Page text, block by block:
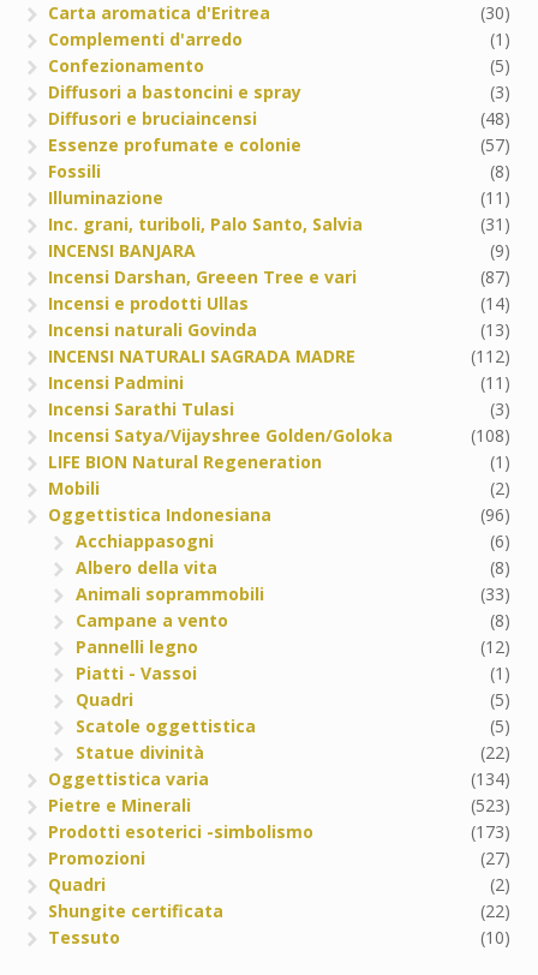
Carta aromatica d'Eritrea
(30)
Complementi d'arredo
(1)
Confezionamento
(5)
Diffusori a bastoncini e spray
(3)
Diffusori e bruciaincensi
(48)
Essenze profumate e colonie
(57)
Fossili
(8)
Illuminazione
(11)
Inc. grani, turiboli, Palo Santo, Salvia
(31)
INCENSI BANJARA
(9)
Incensi Darshan, Greeen Tree e vari
(87)
Incensi e prodotti Ullas
(14)
Incensi naturali Govinda
(13)
INCENSI NATURALI SAGRADA MADRE
(112)
Incensi Padmini
(11)
Incensi Sarathi Tulasi
(3)
Incensi Satya/Vijayshree Golden/Goloka
(108)
LIFE BION Natural Regeneration
(1)
Mobili
(2)
Oggettistica Indonesiana
(96)
Acchiappasogni
(6)
Albero della vita
(8)
Animali soprammobili
(33)
Campane a vento
(8)
Pannelli legno
(12)
Piatti - Vassoi
(1)
Quadri
(5)
Scatole oggettistica
(5)
Statue divinità
(22)
Oggettistica varia
(134)
Pietre e Minerali
(523)
Prodotti esoterici -simbolismo
(173)
Promozioni
(27)
Quadri
(2)
Shungite certificata
(22)
Tessuto
(10)